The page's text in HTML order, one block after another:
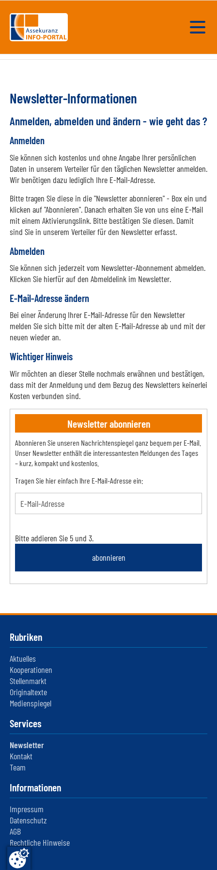
Newsletter-Informationen
Anmelden, abmelden und ändern - wie geht das ?
Anmelden
Sie können sich kostenlos und ohne Angabe Ihrer persönlichen
Daten in unserem Verteiler für den täglichen Newsletter anmelden.
Wir benötigen dazu lediglich Ihre E-Mail-Adresse.
Bitte tragen Sie diese in die "Newsletter abonnieren" - Box ein und
klicken auf "Abonnieren". Danach erhalten Sie von uns eine E-Mail
mit einem Aktivierungslink. Bitte bestätigen Sie diesen. Damit
sind Sie in unserem Verteiler für den Newsletter erfasst.
Abmelden
Sie können sich jederzeit vom Newsletter-Abonnement abmelden.
Klicken Sie hierfür auf den Abmeldelink im Newsletter.
E-Mail-Adresse ändern
Bei einer Änderung Ihrer E-Mail-Adresse für den Newsletter
melden Sie sich bitte mit der alten E-Mail-Adresse ab und mit der
neuen wieder an.
Wichtiger Hinweis
Wir möchten an dieser Stelle nochmals erwähnen und bestätigen,
dass mit der Anmeldung und dem Bezug des Newsletters keinerlei
Kosten verbunden sind.
Newsletter abonnieren
Abonnieren Sie unseren Nachrichtenspiegel ganz bequem per E-Mail.
Unser Newsletter enthält die interessantesten Meldungen des Tages
– kurz, kompakt und kostenlos.
Tragen Sie hier einfach Ihre E-Mail-Adresse ein:
Bitte addieren Sie 5 und 3.
abonnieren
Rubriken
Aktuelles
Kooperationen
Stellenmarkt
Originaltexte
Medienspiegel
Services
Newsletter
Kontakt
Team
Informationen
Impressum
Datenschutz
AGB
Rechtliche Hinweise